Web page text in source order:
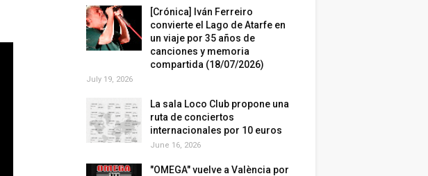
[Crónica] Iván Ferreiro
convierte el Lago de Atarfe en
un viaje por 35 años de
canciones y memoria
compartida (18/07/2026)
July 19, 2026
La sala Loco Club propone una
ruta de conciertos
internacionales por 10 euros
June 16, 2026
"OMEGA" vuelve a València por